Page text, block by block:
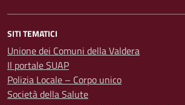
SITI TEMATICI
Unione dei Comuni della Valdera
Il portale SUAP
Polizia Locale – Corpo unico
Società della Salute